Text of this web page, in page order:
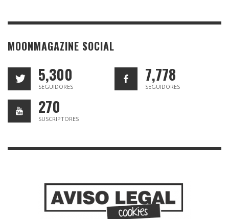
MOONMAGAZINE SOCIAL
5,300
SEGUIDORES
7,778
SEGUIDORES
270
SUSCRIPTORES